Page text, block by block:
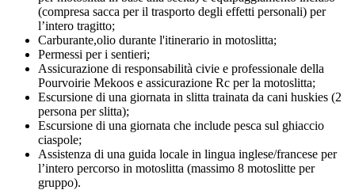
(compresa sacca per il trasporto degli effetti personali) per
l’intero tragitto;
Carburante,olio durante l'itinerario in motoslitta;
Permessi per i sentieri;
Assicurazione di responsabilità civie e professionale della
Pourvoirie Mekoos e assicurazione Rc per la motoslitta;
Escursione di una giornata in slitta trainata da cani huskies (2
persona per slitta);
Escursione di una giornata che include pesca sul ghiaccio
ciaspole;
Assistenza di una guida locale in lingua inglese/francese per
l’intero percorso in motoslitta (massimo 8 motoslitte per
gruppo).